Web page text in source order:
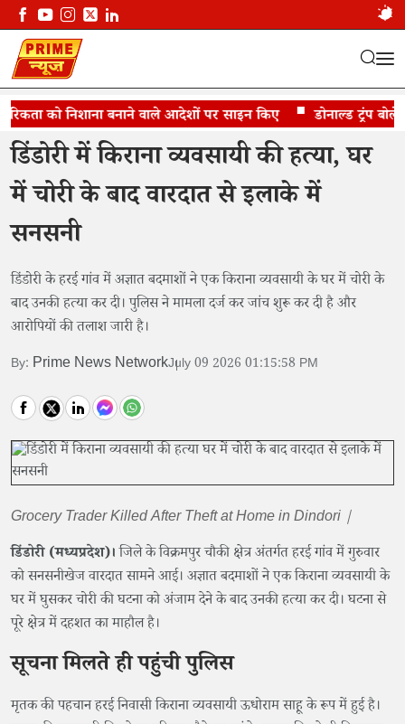
को निशाना बनाने वाले आदेशों पर साइन किए डोनाल्ड ट्रंप बोले-
किराना व्यवसायी की हत्या
डिंडोरी में किराना व्यवसायी की हत्या, घर
में चोरी के बाद वारदात से इलाके में
सनसनी
डिंडोरी के हरई गांव में अज्ञात बदमाशों ने एक किराना व्यवसायी के घर में चोरी के
बाद उनकी हत्या कर दी। पुलिस ने मामला दर्ज कर जांच शुरू कर दी है और
आरोपियों की तलाश जारी है।
By: Prime News NetworkJuly 09 2026 01:15:58 PM
Grocery Trader Killed After Theft at Home in Dindori |
डिंडोरी (मध्यप्रदेश)।जिले के विक्रमपुर चौकी क्षेत्र अंतर्गत हरई गांव में गुरुवार
को सनसनीखेज वारदात सामने आई। अज्ञात बदमाशों ने एक किराना व्यवसायी के
घर में घुसकर चोरी की घटना को अंजाम देने के बाद उनकी हत्या कर दी। घटना से
पूरे क्षेत्र में दहशत का माहौल है।
सूचना मिलते ही पहुंची पुलिस
मृतक की पहचान हरई निवासी किराना व्यवसायी ऊधोराम साहू के रूप में हुई है।